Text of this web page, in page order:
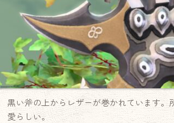
黒い斧の上からレザーが巻かれています。
愛らしい。